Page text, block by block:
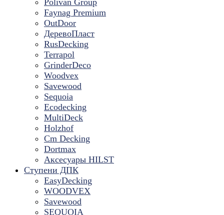
Polivan Group
Faynag Premium
OutDoor
ДеревоПласт
RusDecking
Terrapol
GrinderDeco
Woodvex
Savewood
Sequoia
Ecodecking
MultiDeck
Holzhof
Cm Decking
Dortmax
Аксесуары HILST
Ступени ДПК
EasyDecking
WOODVEX
Savewood
SEQUOIA